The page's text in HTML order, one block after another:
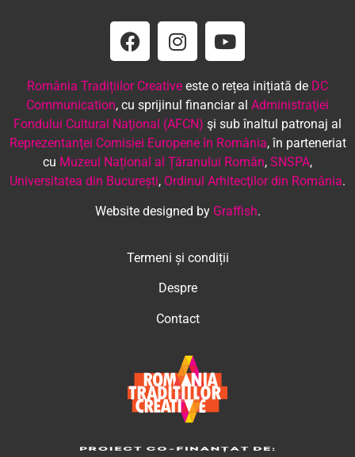
România Tradițiilor Creative este o rețea inițiată de DC
Communication, cu sprijinul financiar al Administraţiei
Fondului Cultural Naţional (AFCN) şi sub înaltul patronaj al
Reprezentanţei Comisiei Europene în România, în parteneriat
cu Muzeul Național al Țăranului Român, SNSPA,
Universitatea din București, Ordinul Arhitecţilor din România.
Website designed by Graffish.
Termeni și condiții
Despre
Contact